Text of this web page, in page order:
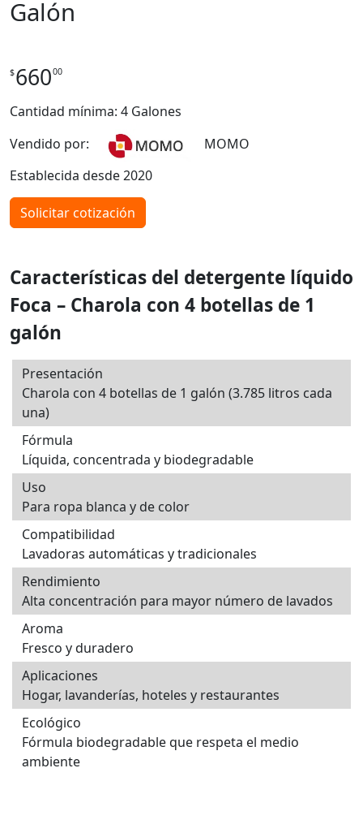
Galón
$66000
Cantidad mínima: 4 Galones
Vendido por:
MOMO
Establecida desde 2020
Solicitar cotización
Características del detergente líquido
Foca – Charola con 4 botellas de 1
galón
Presentación
Charola con 4 botellas de 1 galón (3.785 litros cada
una)
Fórmula
Líquida, concentrada y biodegradable
Uso
Para ropa blanca y de color
Compatibilidad
Lavadoras automáticas y tradicionales
Rendimiento
Alta concentración para mayor número de lavados
Aroma
Fresco y duradero
Aplicaciones
Hogar, lavanderías, hoteles y restaurantes
Ecológico
Fórmula biodegradable que respeta el medio
ambiente